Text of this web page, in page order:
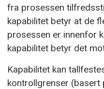
fra prosessen
kapabilitet betyr at de
prosessen er innenfor
kapabilitet betyr det
Kapabilitet kan
kontrollgrenser (basert